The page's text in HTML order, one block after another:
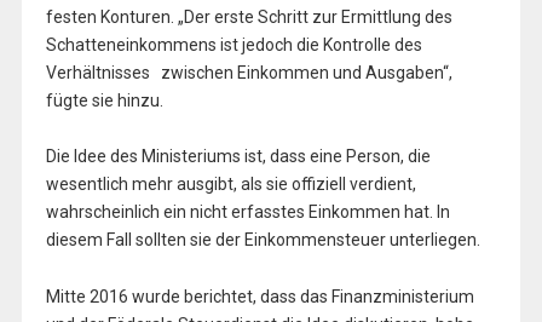
festen Konturen. „Der erste Schritt zur Ermittlung des
Schatteneinkommens ist jedoch die Kontrolle des
Verhältnisses zwischen Einkommen und Ausgaben“,
fügte sie hinzu.
Die Idee des Ministeriums ist, dass eine Person, die
wesentlich mehr ausgibt, als sie offiziell verdient,
wahrscheinlich ein nicht erfasstes Einkommen hat. In
diesem Fall sollten sie der Einkommensteuer unterliegen.
Mitte 2016 wurde berichtet, dass das Finanzministerium